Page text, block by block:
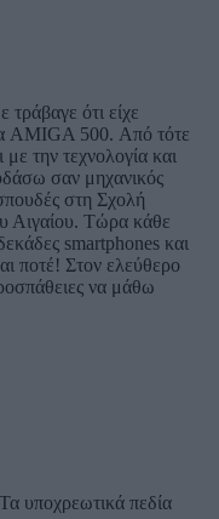
ότι είχε
AMIGA 500. Από τότε
την τεχνολογία και
σαν μηχανικός
στη Σχολή
Αιγαίου. Τώρα κάθε
smartphones και
ποτέ! Στον ελεύθερο
να μάθω
Τα υποχρεωτικά πεδία